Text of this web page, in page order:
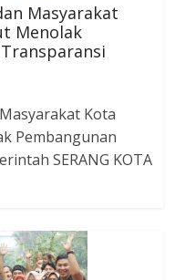
Masyarakat
Menolak
Kota
Pembangunan
SERANG KOTA